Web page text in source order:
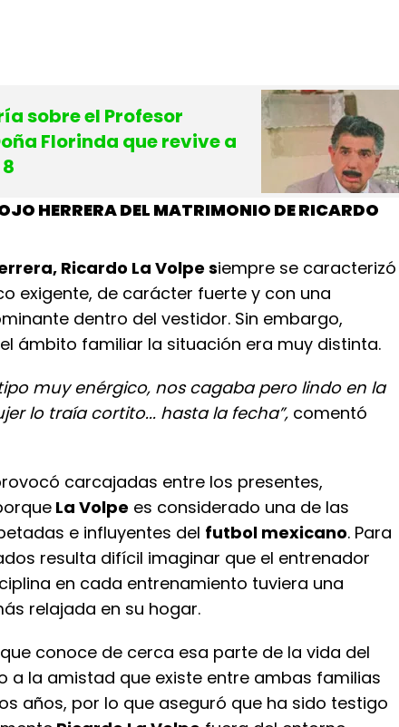
sobre el Profesor
Florinda que revive a
HERRERA DEL MATRIMONIO DE RICARDO
Ricardo La Volpe siempre se caracterizó
exigente, de carácter fuerte y con una
dentro del vestidor. Sin embargo,
ámbito familiar la situación era muy distinta.
muy enérgico, nos cagaba pero lindo en la
lo traía cortito... hasta la fecha”, comentó
carcajadas entre los presentes,
La Volpe es considerado una de las
e influyentes del futbol mexicano. Para
resulta difícil imaginar que el entrenador
en cada entrenamiento tuviera una
relajada en su hogar.
conoce de cerca esa parte de la vida del
a la amistad que existe entre ambas familias
años, por lo que aseguró que ha sido testigo